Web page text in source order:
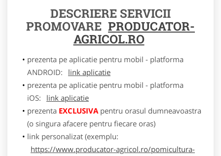
DESCRIERE SERVICII
PROMOVARE PRODUCATOR-
AGRICOL.RO
prezenta pe aplicatie pentru mobil - platforma
ANDROID:
link aplicatie
prezenta pe aplicatie pentru mobil - platforma
iOS:
link aplicatie
prezenta EXCLUSIVApentru orasul dumneavoastra
(o singura afacere pentru fiecare oras)
link personalizat (exemplu:
https://www.producator-agricol.ro/pomicultura-